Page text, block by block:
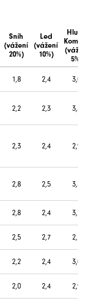
Sníh
(vážení
20%)
Led
(vážení
10%)
Hluk /
5%)
1,8 2,4 3,0
2,2 2,3 3,5
2,3 2,4 2,9
2,8 2,5 3,3
2,8 2,4 3,2
2,5 2,7 2,7
2,2 2,4 3,0
2,0 2,4 2,9